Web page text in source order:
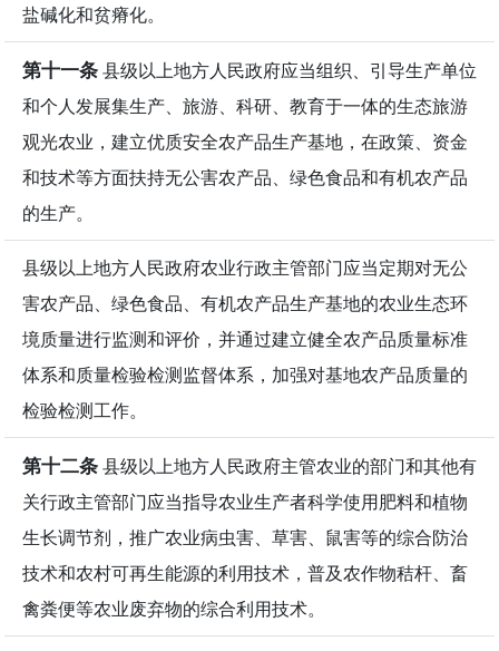
盐碱化和贫瘠化。
第十一条县级以上地方人民政府应当组织、引导生产单位
和个人发展集生产、旅游、科研、教育于一体的生态旅游
观光农业，建立优质安全农产品生产基地，在政策、资金
和技术等方面扶持无公害农产品、绿色食品和有机农产品
的生产。
县级以上地方人民政府农业行政主管部门应当定期对无公
害农产品、绿色食品、有机农产品生产基地的农业生态环
境质量进行监测和评价，并通过建立健全农产品质量标准
体系和质量检验检测监督体系，加强对基地农产品质量的
检验检测工作。
第十二条县级以上地方人民政府主管农业的部门和其他有
关行政主管部门应当指导农业生产者科学使用肥料和植物
生长调节剂，推广农业病虫害、草害、鼠害等的综合防治
技术和农村可再生能源的利用技术，普及农作物秸杆、畜
禽粪便等农业废弃物的综合利用技术。